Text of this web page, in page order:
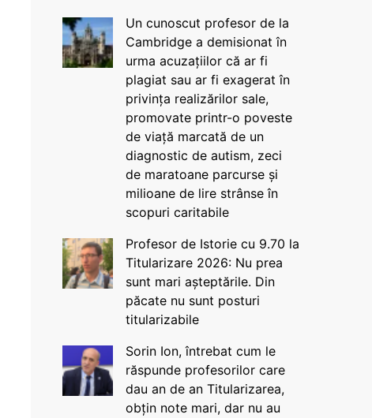
Un cunoscut profesor de la
Cambridge a demisionat în
urma acuzațiilor că ar fi
plagiat sau ar fi exagerat în
privința realizărilor sale,
promovate printr-o poveste
de viață marcată de un
diagnostic de autism, zeci
de maratoane parcurse și
milioane de lire strânse în
scopuri caritabile
Profesor de Istorie cu 9.70 la
Titularizare 2026: Nu prea
sunt mari așteptările. Din
păcate nu sunt posturi
titularizabile
Sorin Ion, întrebat cum le
răspunde profesorilor care
dau an de an Titularizarea,
obțin note mari, dar nu au